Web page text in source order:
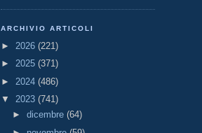
ARCHIVIO ARTICOLI
► 2026 (221)
► 2025 (371)
► 2024 (486)
▼ 2023 (741)
► dicembre (64)